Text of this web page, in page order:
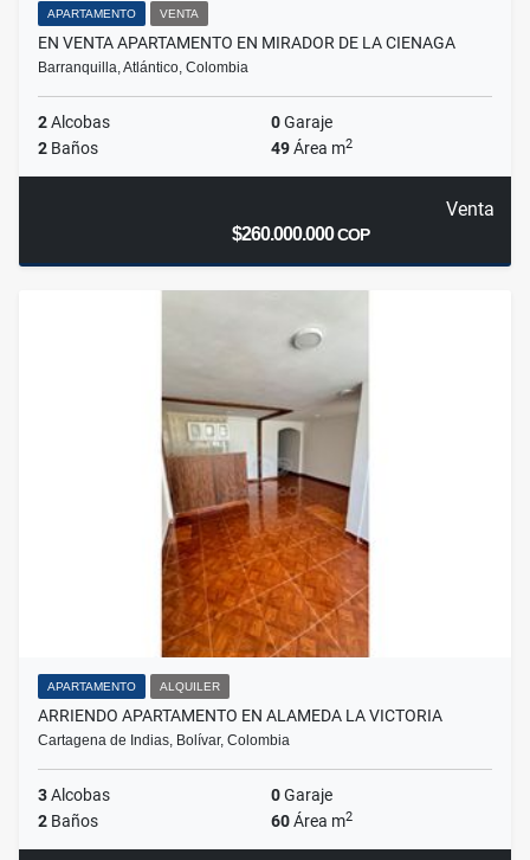
APARTAMENTO VENTA
EN VENTA APARTAMENTO EN MIRADOR DE LA CIENAGA
Barranquilla, Atlántico, Colombia
2Alcobas 0Garaje
2 Baños 49Área m2
Venta
$260.000.000COP
APARTAMENTO ALQUILER
ARRIENDO APARTAMENTO EN ALAMEDA LA VICTORIA
Cartagena de Indias, Bolívar, Colombia
3Alcobas 0Garaje
2 Baños 60Área m2